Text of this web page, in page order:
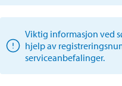
Viktig informasjon ved
hjelp av
serviceanbefalinger.